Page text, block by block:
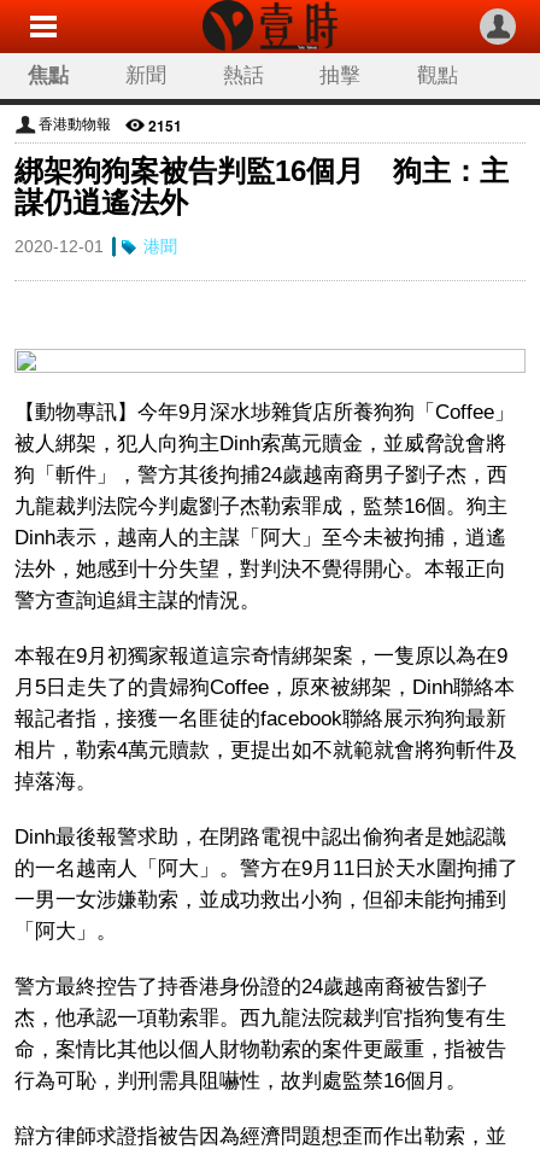
焦點 新聞 熱話 抽擊
觀點
科技
生活
讀者來稿
專欄分類
香港動物報 2151
綁架狗狗案被告判監16個月 狗主：主
謀仍逍遙法外
2020-12-01 港聞
【動物專訊】今年9月深水埗雜貨店所養狗狗「Coffee」
被人綁架，犯人向狗主Dinh索萬元贖金，並威脅說會將
狗「斬件」，警方其後拘捕24歲越南裔男子劉子杰，西
九龍裁判法院今判處劉子杰勒索罪成，監禁16個。狗主
Dinh表示，越南人的主謀「阿大」至今未被拘捕，逍遙
法外，她感到十分失望，對判決不覺得開心。本報正向
警方查詢追緝主謀的情況。
本報在9月初獨家報道這宗奇情綁架案，一隻原以為在9
月5日走失了的貴婦狗Coffee，原來被綁架，Dinh聯絡本
報記者指，接獲一名匪徒的facebook聯絡展示狗狗最新
相片，勒索4萬元贖款，更提出如不就範就會將狗斬件及
掉落海。
Dinh最後報警求助，在閉路電視中認出偷狗者是她認識
的一名越南人「阿大」。警方在9月11日於天水圍拘捕了
一男一女涉嫌勒索，並成功救出小狗，但卻未能拘捕到
「阿大」。
警方最終控告了持香港身份證的24歲越南裔被告劉子
杰，他承認一項勒索罪。西九龍法院裁判官指狗隻有生
命，案情比其他以個人財物勒索的案件更嚴重，指被告
行為可恥，判刑需具阻嚇性，故判處監禁16個月。
辯方律師求證指被告因為經濟問題想歪而作出勒索，並